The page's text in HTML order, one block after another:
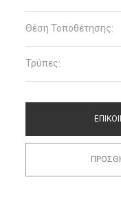
Θέση Τοποθέτησης:
Τρύπες: